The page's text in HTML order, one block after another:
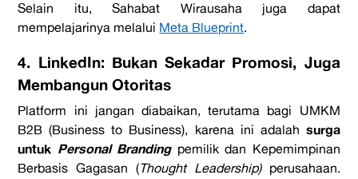
Selain itu, Sahabat Wirausaha juga dapat
mempelajarinya melalui Meta Blueprint.
4. LinkedIn: Bukan Sekadar Promosi, Juga
Membangun Otoritas
Platform ini jangan diabaikan, terutama bagi UMKM
B2B (Business to Business), karena ini adalah surga
untuk Personal Brandingpemilik dan Kepemimpinan
Berbasis Gagasan (Thought Leadership)perusahaan.